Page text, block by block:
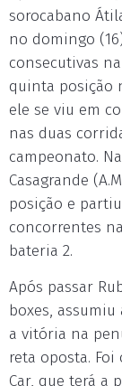
sorocabano
no domingo
consecutivas
quinta posição
ele se viu em
nas duas
campeonato.
Casagrande
posição e
concorrentes
bateria 2.
Após passar
boxes,
a vitória na
reta oposta.
Car, que terá a